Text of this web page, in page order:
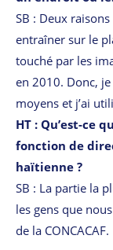
SB : Deux
entraîner sur le
touché par les
en 2010. Donc,
moyens et j’ai
HT : Qu’est-ce
fonction de
haïtienne ?
SB : La partie la
les gens que
de la CONCACAF.